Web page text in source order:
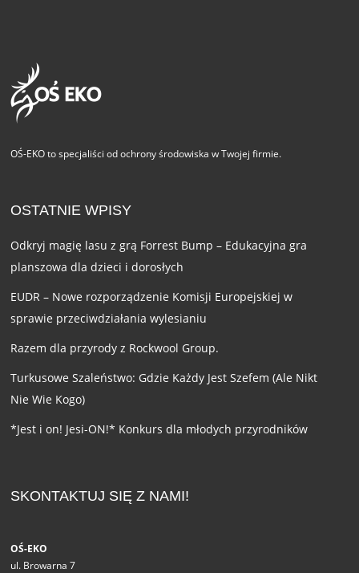
OŚ-EKO to specjaliści od ochrony środowiska w Twojej firmie.
OSTATNIE WPISY
Odkryj magię lasu z grą Forrest Bump – Edukacyjna gra
planszowa dla dzieci i dorosłych
EUDR – Nowe rozporządzenie Komisji Europejskiej w
sprawie przeciwdziałania wylesianiu
Razem dla przyrody z Rockwool Group.
Turkusowe Szaleństwo: Gdzie Każdy Jest Szefem (Ale Nikt
Nie Wie Kogo)
*Jest i on! Jesi-ON!* Konkurs dla młodych przyrodników
SKONTAKTUJ SIĘ Z NAMI!
OŚ-EKO
ul. Browarna 7